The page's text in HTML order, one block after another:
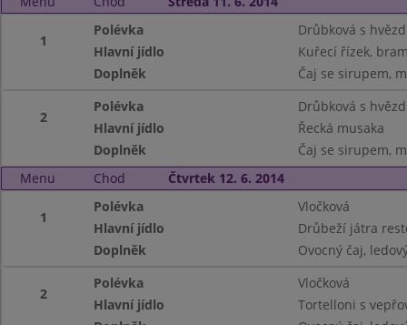
1
Polévka
Drůbková s
Hlavní jídlo
Kuřecí řízek,
Doplněk
Čaj se sirupem,
2
Polévka
Drůbková s
Hlavní jídlo
Řecká musaka
Doplněk
Čaj se sirupem,
Menu
Chod Čtvrtek 12. 6. 2014
1
Polévka
Vločková
Hlavní jídlo
Drůbeží játra
Doplněk
Ovocný čaj,
2
Polévka
Vločková
Hlavní jídlo
Tortelloni s